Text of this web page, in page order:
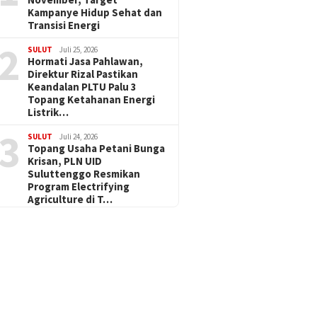
Kampanye Hidup Sehat dan
Transisi Energi
SULUT Juli 25, 2026
Hormati Jasa Pahlawan,
Direktur Rizal Pastikan
Keandalan PLTU Palu 3
Topang Ketahanan Energi
Listrik…
SULUT Juli 24, 2026
Topang Usaha Petani Bunga
Krisan, PLN UID
Suluttenggo Resmikan
Program Electrifying
Agriculture di T…